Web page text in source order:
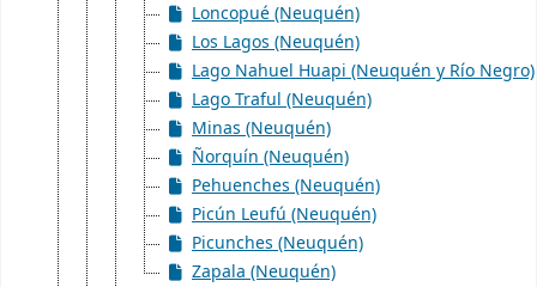
Loncopué (Neuquén)
Los Lagos (Neuquén)
Lago Nahuel Huapi (Neuquén y Río Negro)
Lago Traful (Neuquén)
Minas (Neuquén)
Ñorquín (Neuquén)
Pehuenches (Neuquén)
Picún Leufú (Neuquén)
Picunches (Neuquén)
Zapala (Neuquén)